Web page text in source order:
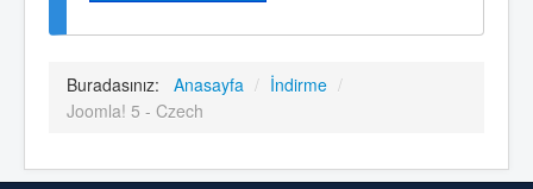
Buradasınız: Anasayfa / İndirme /
Joomla! 5 - Czech